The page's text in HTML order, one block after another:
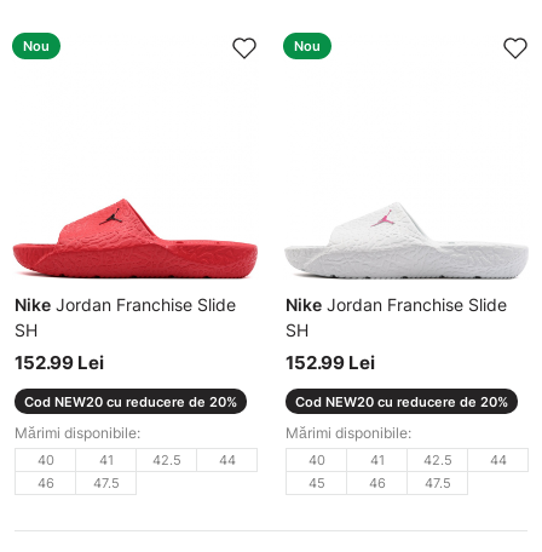
Nou
Nike Jordan Franchise Slide
SH
Șlapi bărbați
152.99 Lei
Cod NEW20 cu reducere de 20%
Mărimi disponibile:
40 41 42.5
44
46
47.5
Nou
Nike Jordan Franchise Slide
SH
Șlapi bărbați
152.99 Lei
Cod NEW20 cu reducere de 20%
Mărimi disponibile:
40 41 42.5
44
45
46 47.5